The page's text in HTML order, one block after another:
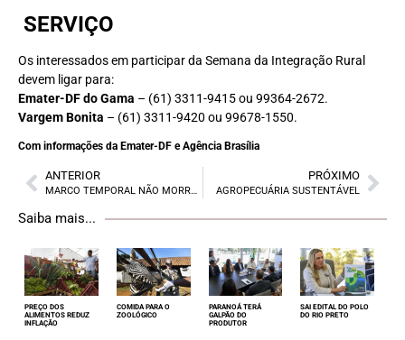
SERVIÇO
Os interessados em participar da Semana da Integração Rural
devem ligar para:
Emater-DF do Gama – (61) 3311-9415 ou 99364-2672.
Vargem Bonita – (61) 3311-9420 ou 99678-1550.
Com informações da Emater-DF e Agência Brasília
ANTERIOR
MARCO TEMPORAL NÃO MORREU
PRÓXIMO
AGROPECUÁRIA SUSTENTÁVEL
Saiba mais...
PREÇO DOS
ALIMENTOS REDUZ
INFLAÇÃO
COMIDA PARA O
ZOOLÓGICO
PARANOÁ TERÁ
GALPÃO DO
PRODUTOR
SAI EDITAL DO POLO
DO RIO PRETO